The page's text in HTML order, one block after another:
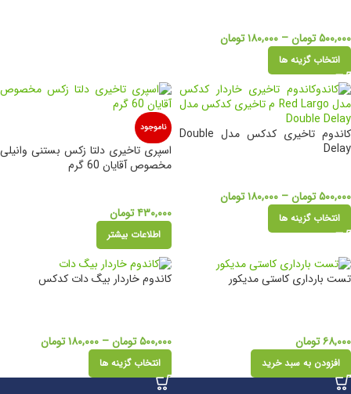
۵۰۰,۰۰۰تومان– ۱۸۰,۰۰۰تومان
انتخاب گزینه ها
کاندوم تاخیری کدکس مدل Double
Delay
۵۰۰,۰۰۰تومان– ۱۸۰,۰۰۰تومان
انتخاب گزینه ها
ناموجود
اسپری تاخیری دلتا زکس بستنی وانیلی
مخصوص آقایان 60 گرم
۴۳۰,۰۰۰تومان
اطلاعات بیشتر
تست بارداری کاستی مدیکور
۶۸,۰۰۰تومان
افزودن به سبد خرید
کاندوم خاردار بیگ دات کدکس
۵۰۰,۰۰۰تومان– ۱۸۰,۰۰۰تومان
انتخاب گزینه ها